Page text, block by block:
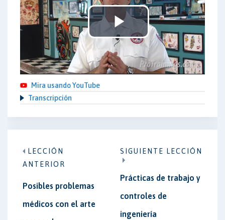
Play
Video
Mira usando YouTube
Transcripción
LECCIÓN
ANTERIOR
Posibles problemas
médicos con el arte
SIGUIENTE LECCIÓN
Prácticas de trabajo y
controles de
ingeniería